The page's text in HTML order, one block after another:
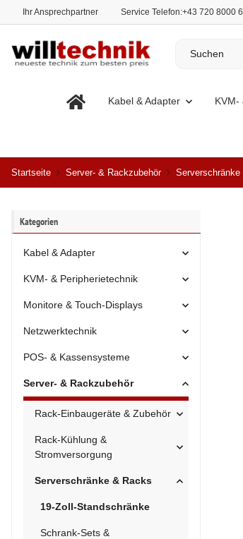
Ihr Ansprechpartner Service Telefon:+43 720 8000
Kabel & Adapter KVM-
Startseite Server- & Rackzubehör Serverschränke
Kategorien
Kabel & Adapter
KVM- & Peripherietechnik
Monitore & Touch-Displays
Netzwerktechnik
POS- & Kassensysteme
Server- & Rackzubehör
Rack-Einbaugeräte & Zubehör
Rack-Kühlung &
Stromversorgung
Serverschränke & Racks
19-Zoll-Standschränke
Schrank-Sets &